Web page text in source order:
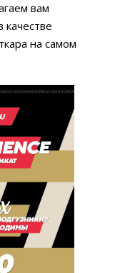
вам
на самом